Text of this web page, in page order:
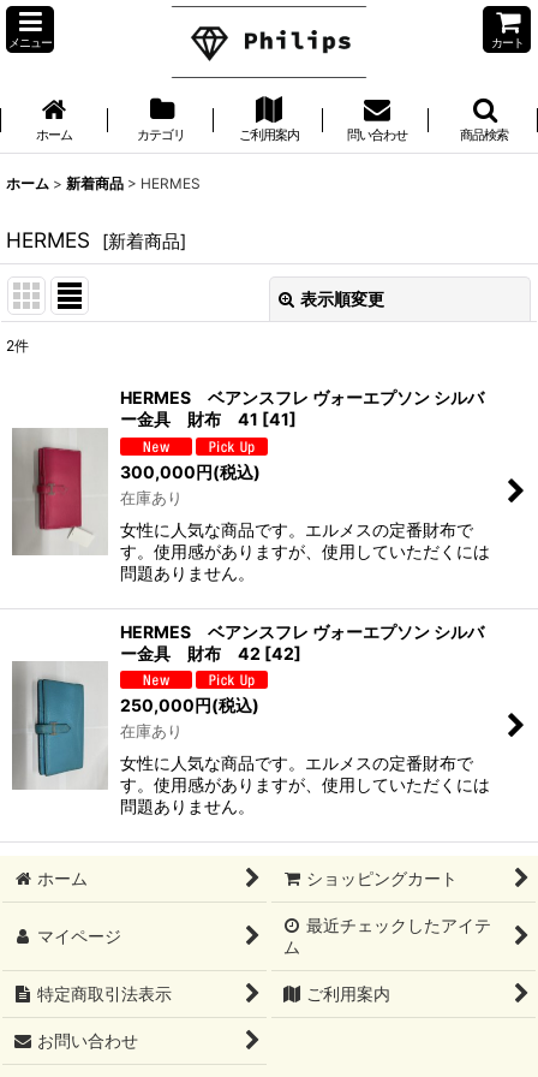
メニュー カート
ホーム カテゴリ ご利用案内 問い合わせ 商品検索
ホーム > 新着商品 > HERMES
HERMES [新着商品]
表示順変更
並び順:
2件
HERMES ベアンスフレ ヴォーエプソン シルバ
ー金具 財布 41 [41]
300,000円(税込)
在庫あり
女性に人気な商品です。エルメスの定番財布で
す。使用感がありますが、使用していただくには
問題ありません。
HERMES ベアンスフレ ヴォーエプソン シルバ
ー金具 財布 42 [42]
250,000円(税込)
在庫あり
女性に人気な商品です。エルメスの定番財布で
す。使用感がありますが、使用していただくには
問題ありません。
ホーム ショッピングカート
マイページ
最近チェックしたアイテ
ム
特定商取引法表示 ご利用案内
お問い合わせ